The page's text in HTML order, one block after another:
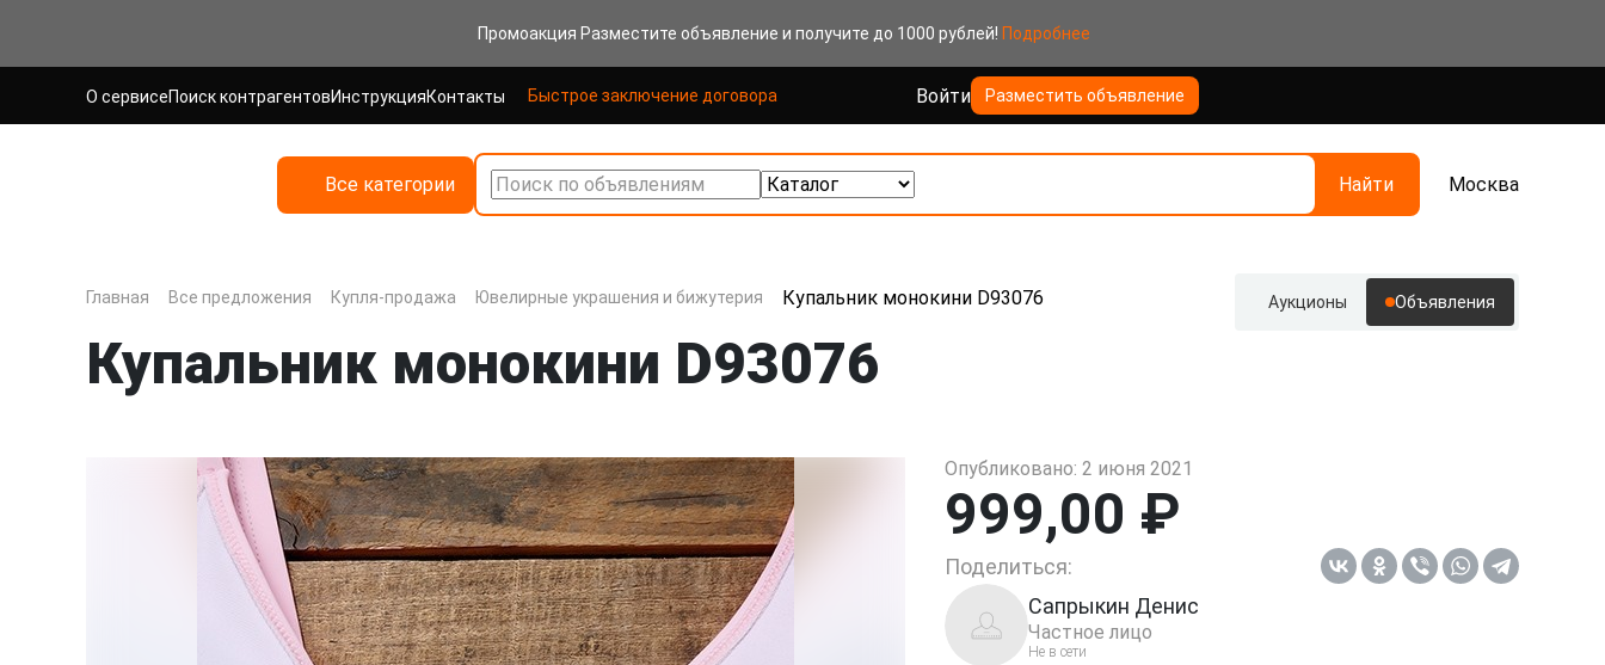
Промоакция Разместите объявление и получите до 1000 рублей! Подробнее
О сервисеПоиск контрагентовИнструкцияКонтакты Быстрое заключение договора Войти Разместить объявление
Все категории Поиск по объявлениям Найти Москва
Главная Все предложения Купля-продажа Ювелирные украшения и бижутерия Купальник монокини D93076 Аукционы Объявления
Купальник монокини D93076
Опубликовано: 2 июня 2021
999,00 ₽
Поделиться:
Сапрыкин Денис
Частное лицо
Не в сети